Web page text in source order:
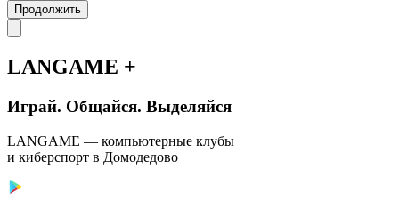
Продолжить
LANGAME +
Играй. Общайся. Выделяйся
LANGAME — компьютерные клубы
и киберспорт в Домодедово